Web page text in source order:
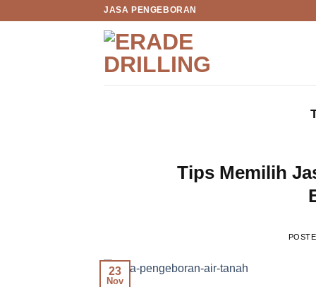
JASA PENGEBORAN
Tips Memilih
23
Nov